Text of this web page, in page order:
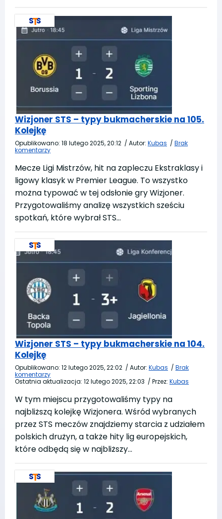
Wizjoner STS – typy bukmacherskie na 105.
Kolejkę
Opublikowano: 18 lutego 2025, 20:12 / Autor: Kubas / Brak
komentarzy
Mecze Ligi Mistrzów, hit na zapleczu Ekstraklasy i
ligowy klasyk w Premier League. To wszystko
można typować w tej odsłonie gry Wizjoner.
Przygotowaliśmy analizę wszystkich sześciu
spotkań, które wybrał STS…
Wizjoner STS – typy bukmacherskie na 104.
Kolejkę
Opublikowano: 12 lutego 2025, 22:02 / Autor: Kubas / Brak
komentarzy
Ostatnia aktualizacja: 12 lutego 2025, 22:03 / Przez: Kubas
W tym miejscu przygotowaliśmy typy na
najbliższą kolejkę Wizjonera. Wśród wybranych
przez STS meczów znajdziemy starcia z udziałem
polskich drużyn, a także hity lig europejskich,
które odbędą się w najbliższy…